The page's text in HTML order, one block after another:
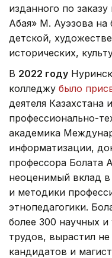
изданного по
Абая» М. Ауэзова на
детской,
исторических,
В 2022 году
колледжу было
деятеля Казахстана
профессионально-
академика
информатизации,
профессора Болата
неоценимый вклад в
и методики
этнопедагогики.
более 300 научных
трудов, вырастил
кандидатов и